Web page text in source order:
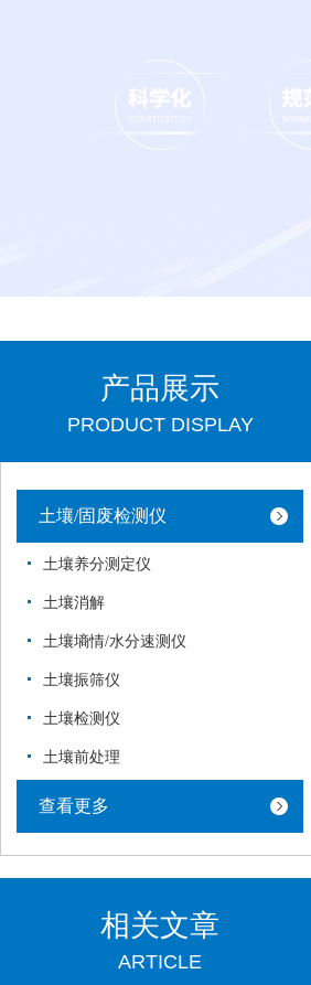
产品展示
PRODUCT DISPLAY
土壤/固废检测仪
土壤养分测定仪
土壤消解
土壤墒情/水分速测仪
土壤振筛仪
土壤检测仪
土壤前处理
查看更多
相关文章
ARTICLE